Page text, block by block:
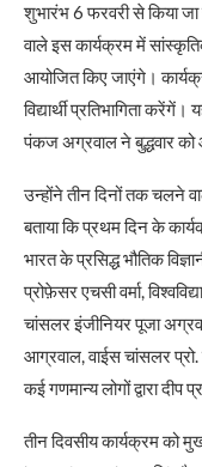
शुभारंभ 6 फरवरी से किया
वाले इस कार्यक्रम में
आयोजित किए जाएंगे।
विद्यार्थी प्रतिभागिता
पंकज अग्रवाल ने बुद्धवार को
उन्होंने तीन दिनों तक चलने
बताया कि प्रथम दिन के
भारत के प्रसिद्ध भौतिक
प्रोफ़ेसर एचसी वर्मा,
चांसलर इंजीनियर पूजा
आग्रवाल, वाईस चांसलर प्रो.
कई गणमान्य लोगों द्वारा दीप
तीन दिवसीय कार्यक्रम को